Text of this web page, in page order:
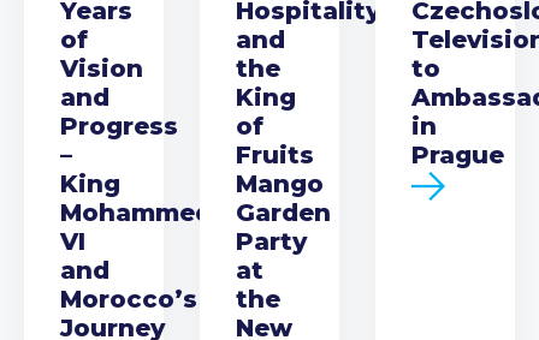
Years
of
Vision
and
Progress
–
King
Mohammed
VI
and
Morocco’s
Journey
Hospitality
and
the
King
of
Fruits
Mango
Garden
Party
at
the
New
to
in
Prague